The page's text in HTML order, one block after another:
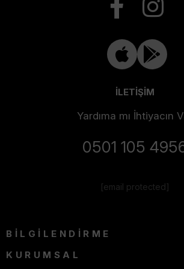
İLETİŞİM
Yardıma mı İhtiyacın
0501 105
[email protected]
BİLGİLENDİRME
KURUMSAL